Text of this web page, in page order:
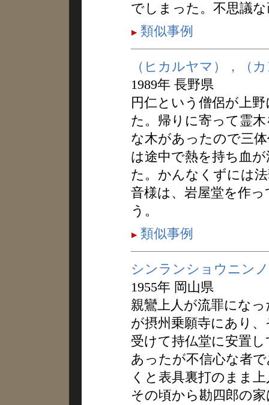
でしまった。不思議
類似事例
（ヒカルヤマ），（
1989年 長野県
円仁という僧侶が上
た。帰りに寄って霊
な木があったので三
は途中で熱を持ち血
た。かんなくずには
音様は、岩屋堂を作
う。
類似事例
シンランショウニン
1955年 岡山県
親鸞上人が流罪にな
が摂州乗願寺にあり
受けて持仏堂に安置
あったが不信心な者
くと表具裏打のまま
その頃から勘四郎の